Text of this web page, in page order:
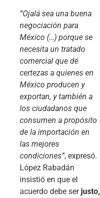
“Ojalá sea una buena
negociación para
México (…) porque se
necesita un tratado
comercial que dé
certezas a quienes en
México producen y
exportan, y también a
los ciudadanos que
consumen a propósito
de la importación en
las mejores
condiciones”, expresó.
López Rabadán
insistió en que el
acuerdo debe ser justo,